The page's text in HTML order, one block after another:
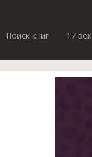
Поиск книг
17 век